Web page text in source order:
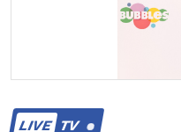
LIVETV